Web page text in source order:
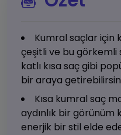
Kumral saçlar için
çeşitli ve bu görkemli
katlı kısa saç gibi
bir araya
Kısa kumral saç
aydınlık bir görünüm
enerjik bir stil elde